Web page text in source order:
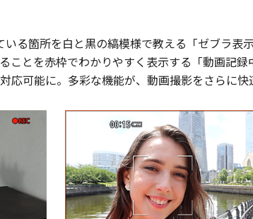
る箇所を白と黒の縞模様で教える「ゼブラ表
ことを赤枠でわかりやすく表示する「動画記録
可能に。多彩な機能が、動画撮影をさらに快